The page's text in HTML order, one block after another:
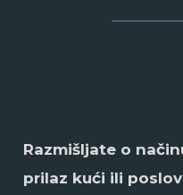
Razmišljate o
prilaz kući ili